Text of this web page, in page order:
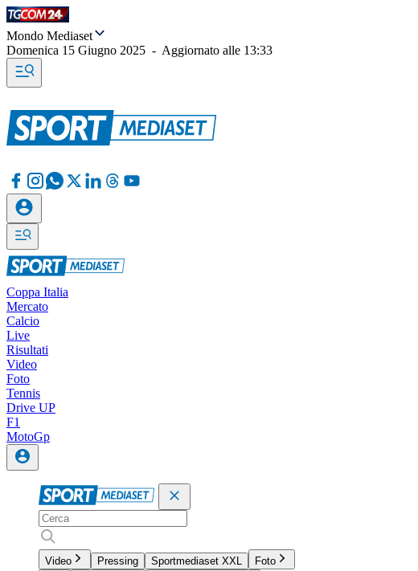
Mondo Mediaset
Domenica 15 Giugno 2025 - Aggiornato alle 13:33
Coppa Italia
Mercato
Calcio
Live
Risultati
Video
Foto
Tennis
Drive UP
F1
MotoGp
Video Pressing Sportmediaset XXL
Foto